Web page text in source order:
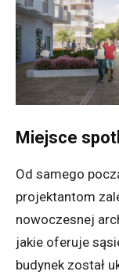
Miejsce
Od samego
projektantom
nowoczesnej
jakie oferuje
budynek został